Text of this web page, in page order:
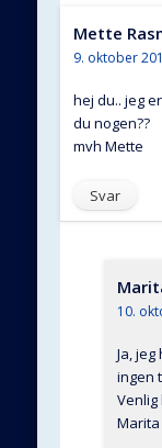
Mette
9. oktober
hej du.. jeg
du nogen??
mvh Mette
Svar
10.
Ja,
ingen
Venlig
Marita